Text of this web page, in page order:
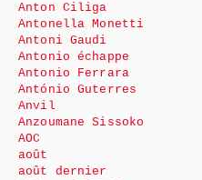
Anton Ciliga
Antonella Monetti
Antoni Gaudi
Antonio échappe
Antonio Ferrara
António Guterres
Anvil
Anzoumane Sissoko
AOC
août
août dernier